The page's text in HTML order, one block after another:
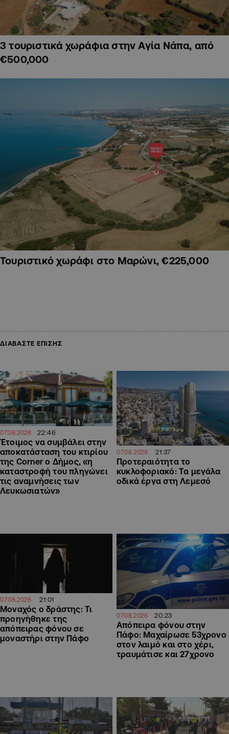
3 τουριστικά χωράφια στην Αγία Νάπα, από
€500,000
Τουριστικό χωράφι στο Μαρώνι, €225,000
ΔΙΑΒΑΣΤΕ ΕΠΙΣΗΣ
07.08.2026 22:46
Έτοιμος να συμβάλει στην
αποκατάσταση του κτιρίου
της Corner ο Δήμος, «η
καταστροφή του πληγώνει
τις αναμνήσεις των
Λευκωσιατών»
07.08.2026 21:37
Προτεραιότητα το
κυκλοφοριακό: Τα μεγάλα
οδικά έργα στη Λεμεσό
07.08.2026 21:01
Μοναχός ο δράστης: Τι
προηγήθηκε της
απόπειρας φόνου σε
μοναστήρι στην Πάφο
07.08.2026 20:23
Απόπειρα φόνου στην
Πάφο: Μαχαίρωσε 53χρονο
στον λαιμό και στο χέρι,
τραυμάτισε και 27χρονο